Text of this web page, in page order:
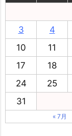
3
4
10
11
17
18
24
25
31
« 7月